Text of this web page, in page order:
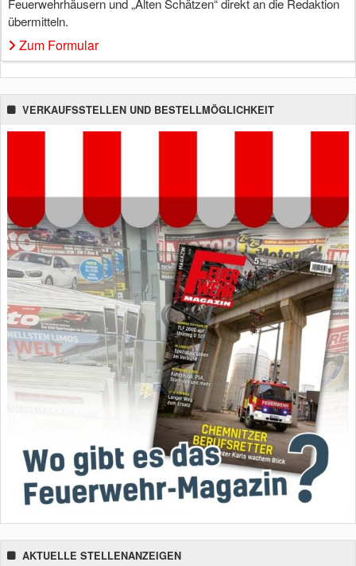
Feuerwehrhäusern und „Alten Schätzen“ direkt an die Redaktion
übermitteln.
Zum Formular
VERKAUFSSTELLEN UND BESTELLMÖGLICHKEIT
AKTUELLE STELLENANZEIGEN